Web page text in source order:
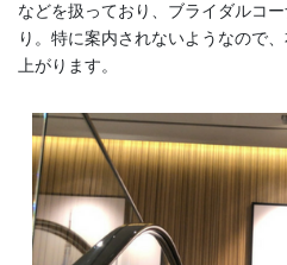
などを扱っており、ブライダルコ
り。特に案内されないようなので
上がります。